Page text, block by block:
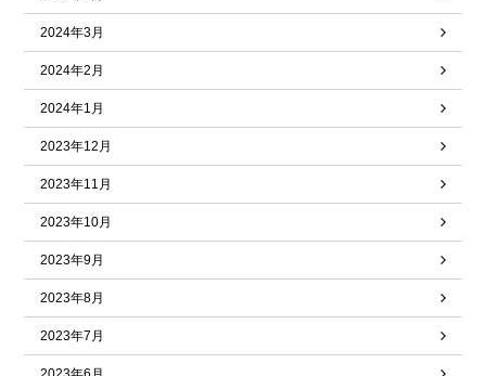
2024年3月
2024年2月
2024年1月
2023年12月
2023年11月
2023年10月
2023年9月
2023年8月
2023年7月